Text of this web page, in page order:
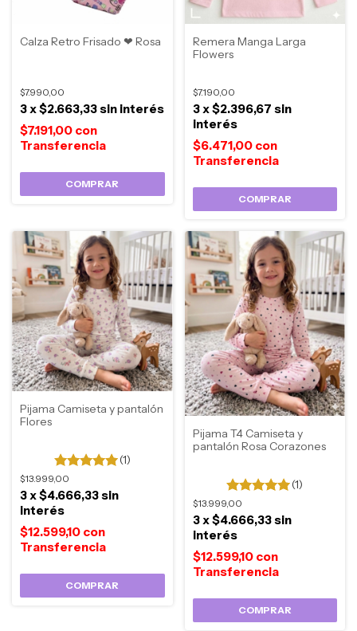
Calza Retro Frisado ❤ Rosa
$7.990,00
$7.191,00 con
3 x$2.663,33sin interés
COMPRAR
Remera Manga Larga
Flowers
$7.190,00
$6.471,00 con
3 x$2.396,67 sin
interés
COMPRAR
Pijama Camiseta y pantalón
Flores
(1)
$13.999,00
$12.599,10 con
3x$4.666,33sin
interés
COMPRAR
Pijama T4 Camiseta y
pantalón Rosa Corazones
(1)
$13.999,00
$12.599,10 con
3 x$4.666,33sin
interés
COMPRAR